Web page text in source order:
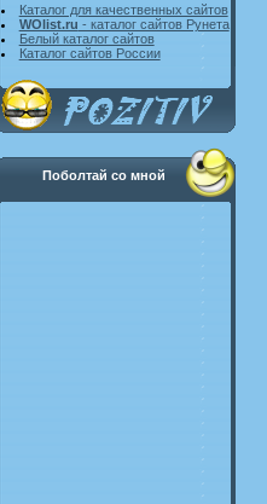
Каталог для качественных сайтов
WOlist.ru - каталог сайтов Рунета
Белый каталог сайтов
Каталог сайтов России
Поболтай со мной